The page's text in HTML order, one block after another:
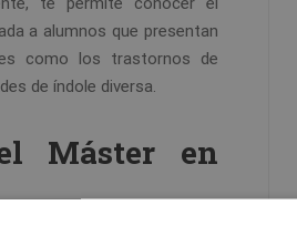
a alumnos que presentan
como los trastornos de
de índole diversa.
Máster en